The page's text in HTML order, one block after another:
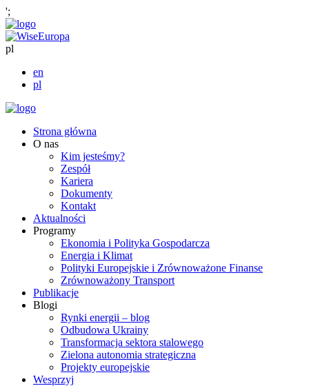
';
pl
en
pl
Strona główna
O nas
Kim jesteśmy?
Zespół
Kariera
Dokumenty
Kontakt
Aktualności
Programy
Ekonomia i Polityka Gospodarcza
Energia i Klimat
Polityki Europejskie i Zrównoważone Finanse
Zrównoważony Transport
Publikacje
Blogi
Rynki energii – blog
Odbudowa Ukrainy
Transformacja sektora stalowego
Zielona autonomia strategiczna
Projekty europejskie
Wesprzyj